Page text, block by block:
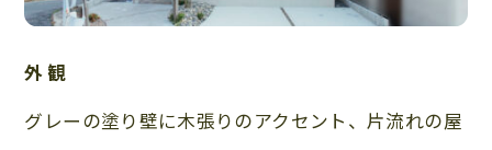
外観
グレーの塗り壁に木張りのアクセント、片流れの屋